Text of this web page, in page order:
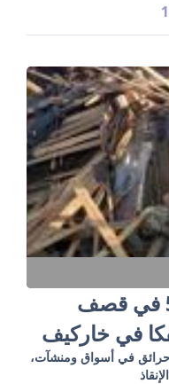
الإرهاب الروسي يقتل 5 في قصف
في خاركيف
في أسواق ومنشآت،